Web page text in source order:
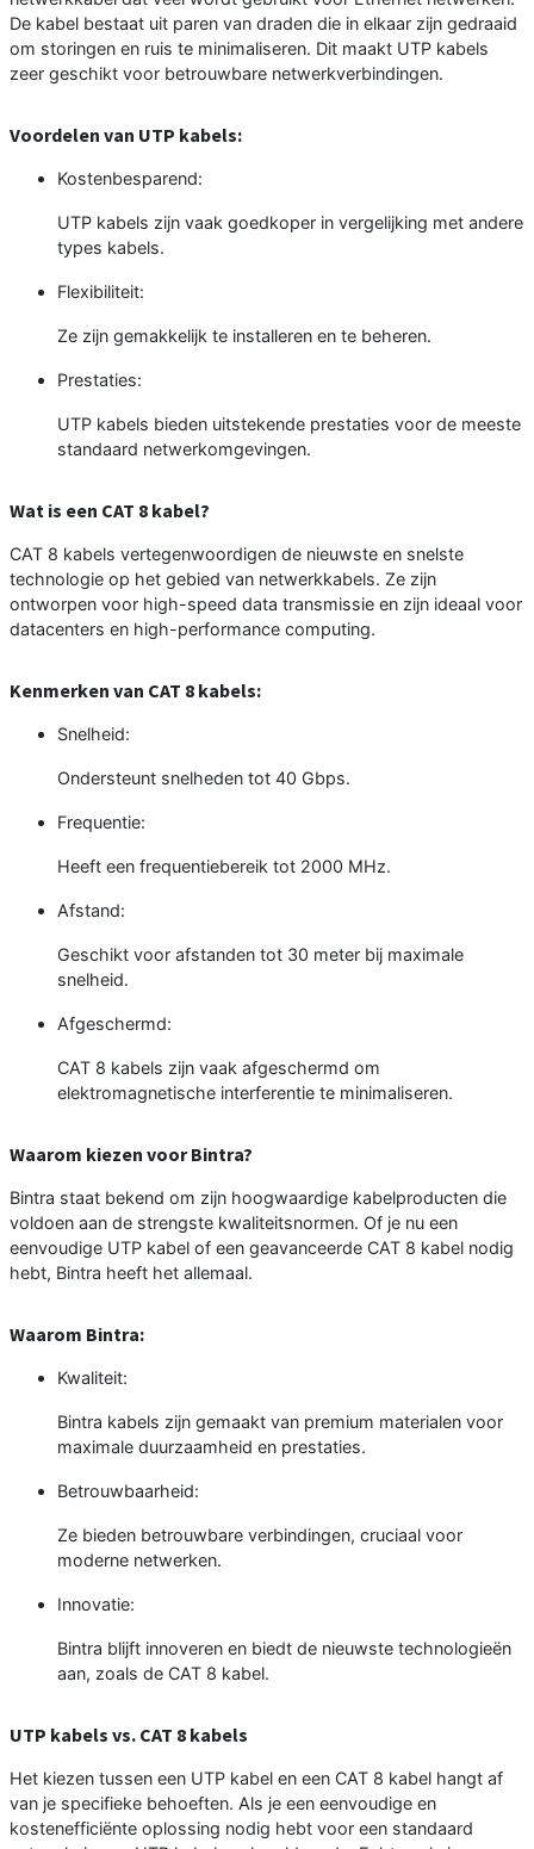
De kabel bestaat uit paren van draden die in elkaar zijn gedraaid
om storingen en ruis te minimaliseren. Dit maakt UTP kabels
zeer geschikt voor betrouwbare netwerkverbindingen.
Voordelen van UTP kabels:
Kostenbesparend:
UTP kabels zijn vaak goedkoper in vergelijking met andere
types kabels.
Flexibiliteit:
Ze zijn gemakkelijk te installeren en te beheren.
Prestaties:
UTP kabels bieden uitstekende prestaties voor de meeste
standaard netwerkomgevingen.
Wat is een CAT 8 kabel?
CAT 8 kabels vertegenwoordigen de nieuwste en snelste
technologie op het gebied van netwerkkabels. Ze zijn
ontworpen voor high-speed data transmissie en zijn ideaal voor
datacenters en high-performance computing.
Kenmerken van CAT 8 kabels:
Snelheid:
Ondersteunt snelheden tot 40 Gbps.
Frequentie:
Heeft een frequentiebereik tot 2000 MHz.
Afstand:
Geschikt voor afstanden tot 30 meter bij maximale
snelheid.
Afgeschermd:
CAT 8 kabels zijn vaak afgeschermd om
elektromagnetische interferentie te minimaliseren.
Waarom kiezen voor Bintra?
Bintra staat bekend om zijn hoogwaardige kabelproducten die
voldoen aan de strengste kwaliteitsnormen. Of je nu een
eenvoudige UTP kabel of een geavanceerde CAT 8 kabel nodig
hebt, Bintra heeft het allemaal.
Waarom Bintra:
Kwaliteit:
Bintra kabels zijn gemaakt van premium materialen voor
maximale duurzaamheid en prestaties.
Betrouwbaarheid:
Ze bieden betrouwbare verbindingen, cruciaal voor
moderne netwerken.
Innovatie:
Bintra blijft innoveren en biedt de nieuwste technologieën
aan, zoals de CAT 8 kabel.
UTP kabels vs. CAT 8 kabels
Het kiezen tussen een UTP kabel en een CAT 8 kabel hangt af
van je specifieke behoeften. Als je een eenvoudige en
kostenefficiënte oplossing nodig hebt voor een standaard